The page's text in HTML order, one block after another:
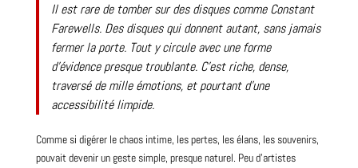
Il est rare de tomber sur des disques commeConstant
Farewells. Des disques qui donnent autant, sans jamais
fermer la porte. Tout y circule avec une forme
d’évidence presque troublante. C’est riche, dense,
traversé de mille émotions, et pourtant d’une
accessibilité limpide.
Comme si digérer le chaos intime, les pertes, les élans, les souvenirs,
pouvait devenir un geste simple, presque naturel. Peu d’artistes